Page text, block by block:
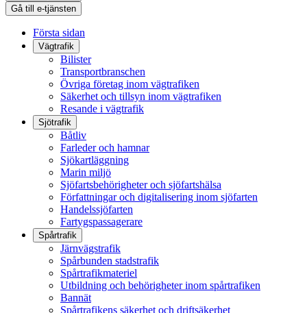
Gå till e-tjänsten
Första sidan
Vägtrafik
Bilister
Transportbranschen
Övriga företag inom vägtrafiken
Säkerhet och tillsyn inom vägtrafiken
Resande i vägtrafik
Sjötrafik
Båtliv
Farleder och hamnar
Sjökartläggning
Marin miljö
Sjöfartsbehörigheter och sjöfartshälsa
Författningar och digitalisering inom sjöfarten
Handelssjöfarten
Fartygspassagerare
Spårtrafik
Järnvägstrafik
Spårbunden stadstrafik
Spårtrafikmateriel
Utbildning och behörigheter inom spårtrafiken
Bannät
Spårtrafikens säkerhet och driftsäkerhet